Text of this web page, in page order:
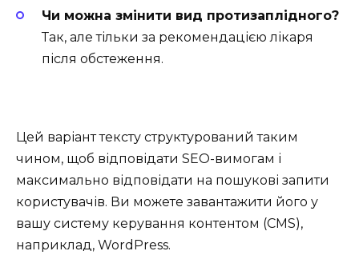
Чи можна змінити вид протизаплідного?
Так, але тільки за рекомендацією лікаря
після обстеження.
Цей варіант тексту структурований таким
чином, щоб відповідати SEO-вимогам і
максимально відповідати на пошукові запити
користувачів. Ви можете завантажити його у
вашу систему керування контентом (CMS),
наприклад, WordPress.